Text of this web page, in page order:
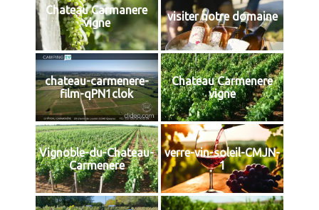
Chateau Carmanere
vigne
visiter notre domaine
chateau-carmenere-
film-qPN1clok
Chateau Carmenere
vigne
Vignoble-du-Chateau-
Carmenere
verre-vin-soleil-CMJN-
1